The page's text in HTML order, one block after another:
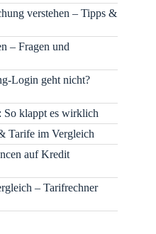
verstehen – Tipps &
– Fragen und
Login geht nicht?
So klappt es wirklich
Tarife im Vergleich
auf Kredit
– Tarifrechner